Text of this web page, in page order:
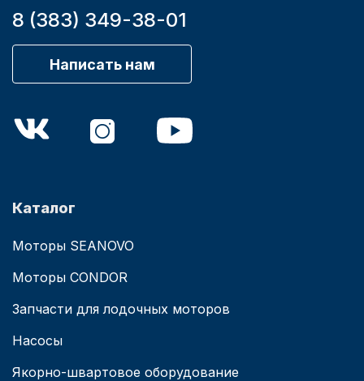
8 (383) 349-38-01
Написать нам
Каталог
Моторы SEANOVO
Моторы CONDOR
Запчасти для лодочных моторов
Насосы
Якорно-швартовое оборудование